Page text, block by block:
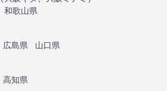
和歌山県
広島県
山口県
高知県